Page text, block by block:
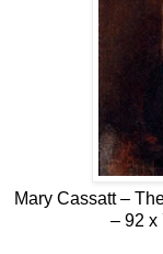
Mary Cassatt –
– 92 x